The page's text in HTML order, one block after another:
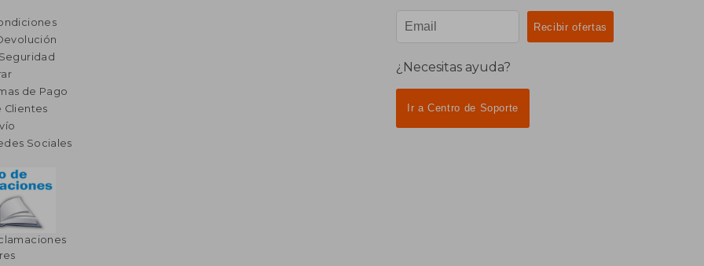
de Pago
Clientes
Sociales
¿Necesitas ayuda?
Ir a Centro de Soporte